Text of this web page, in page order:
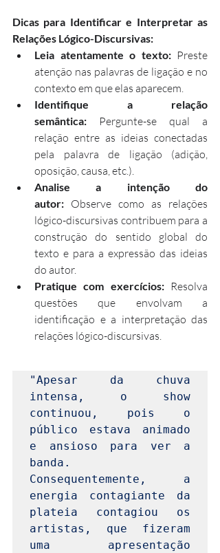
Dicas para Identificar e Interpretar as
Relações Lógico-Discursivas:
Leia atentamente o texto: Preste
atenção nas palavras de ligação e no
contexto em que elas aparecem.
Identifique a relação
semântica: Pergunte-se qual a
relação entre as ideias conectadas
pela palavra de ligação (adição,
oposição, causa, etc.).
Analise a intenção do
autor: Observe como as relações
lógico-discursivas contribuem para a
construção do sentido global do
texto e para a expressão das ideias
do autor.
Pratique com exercícios: Resolva
questões que envolvam a
identificação e a interpretação das
relações lógico-discursivas.
"Apesar da chuva
intensa, o show
continuou, pois o
público estava animado
e ansioso para ver a
banda.
Consequentemente, a
energia contagiante da
plateia contagiou os
artistas, que fizeram
uma apresentação